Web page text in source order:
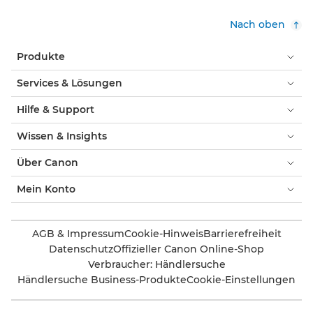
Nach oben
Produkte
Services & Lösungen
Hilfe & Support
Wissen & Insights
Über Canon
Mein Konto
AGB & ImpressumCookie-HinweisBarrierefreiheit
DatenschutzOffizieller Canon Online-Shop
Verbraucher: Händlersuche
Händlersuche Business-ProdukteCookie-Einstellungen